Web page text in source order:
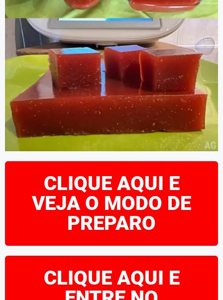
CLIQUE AQUI E
VEJA O MODO DE
PREPARO
CLIQUE AQUI E